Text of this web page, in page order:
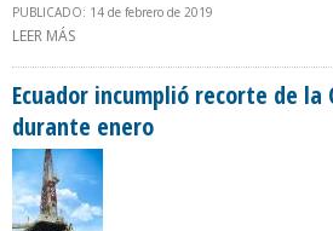
PUBLICADO: 14 de febrero de 2019
LEER MÁS
INDIA
Ecuador incumplió recorte de la
durante enero